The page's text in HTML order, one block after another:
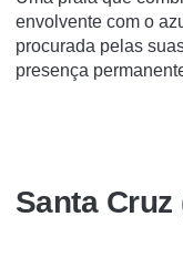
envolvente com o
procurada pelas
presença
Santa Cruz